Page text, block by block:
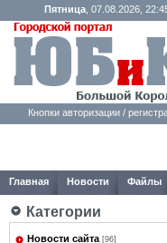
Пятница, 07.08.2026,
Кнопки авторизации /
Главная Новости Файлы
Категории
Новости сайта [96]